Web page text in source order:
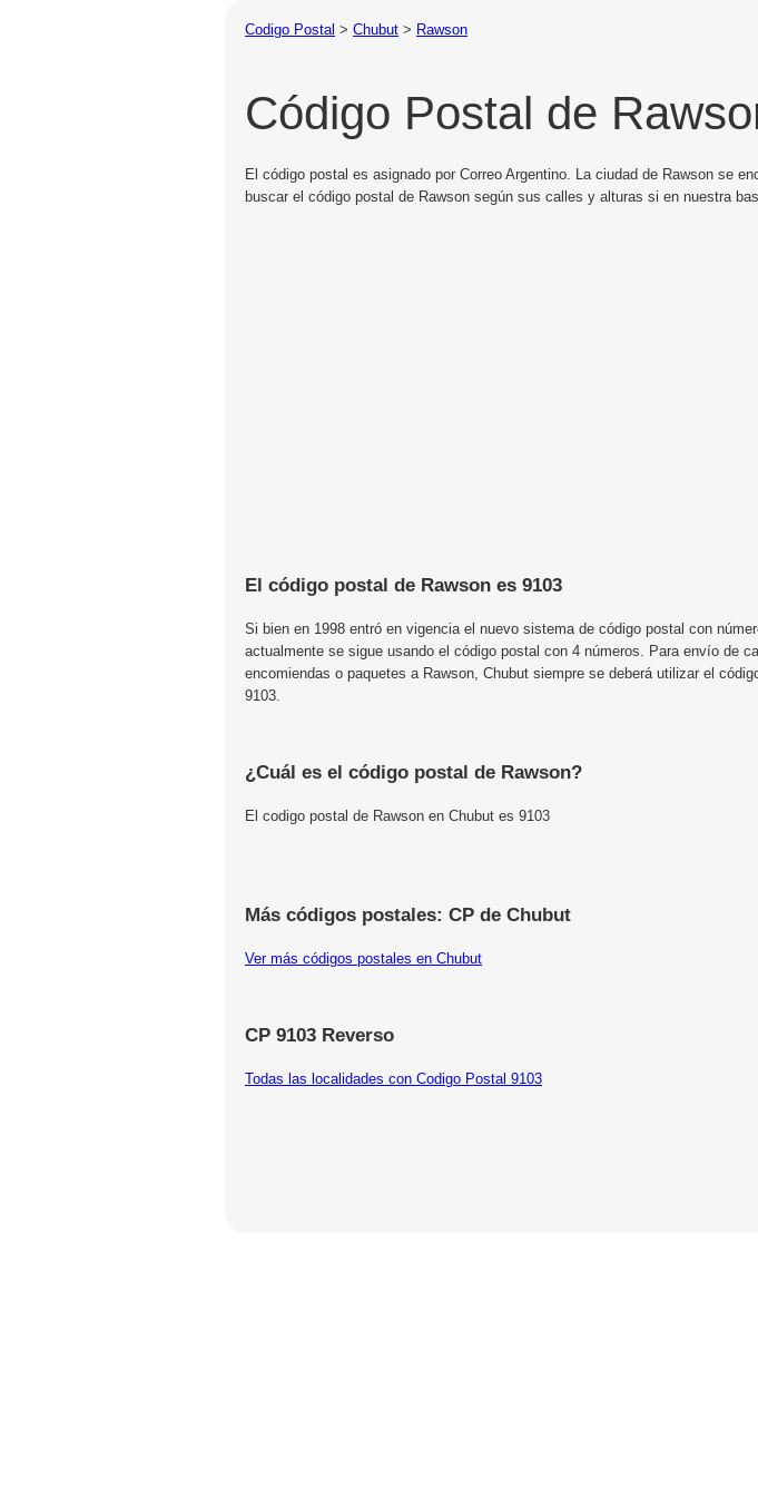
Codigo Postal > Chubut > Rawson
Código Postal de
El código postal es asignado por Correo Argentino. La ciudad de Rawson se
buscar el código postal de Rawson según sus calles y alturas si en nuestra
El código postal de Rawson es 9103
Si bien en 1998 entró en vigencia el nuevo sistema de código postal con
actualmente se sigue usando el código postal con 4 números. Para envío de
encomiendas o paquetes a Rawson, Chubut siempre se deberá utilizar el
9103.
¿Cuál es el código postal de Rawson?
El codigo postal de Rawson en Chubut es 9103
Más códigos postales: CP de Chubut
Ver más códigos postales en Chubut
CP 9103 Reverso
Todas las localidades con Codigo Postal 9103